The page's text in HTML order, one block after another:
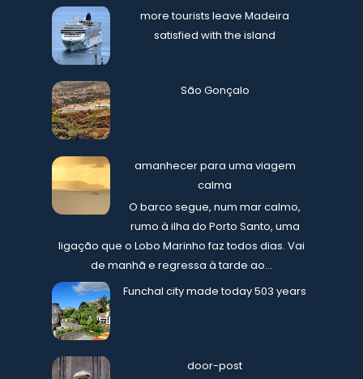
more tourists leave Madeira
satisfied with the island
São Gonçalo
amanhecer para uma viagem
calma
O barco segue, num mar calmo,
rumo à ilha do Porto Santo, uma
ligação que o Lobo Marinho faz todos dias. Vai
de manhã e regressa à tarde ao...
Funchal city made today 503 years
door-post